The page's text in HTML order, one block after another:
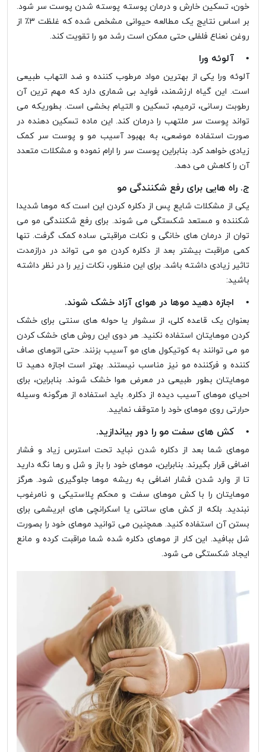
خون، تسکین خارش و درمان پوسته پوسته شدن پوست سر شود.
بر اساس نتایج یک مطالعه حیوانی مشخص شده که غلظت 3٪ از
روغن نعناع فلفلی حتی ممکن است رشد مو را تقویت کند.
• آلوئه ورا
آلوئه ورا یکی از بهترین مواد مرطوب کننده و ضد التهاب طبیعی
است. این گیاه ارزشمند، فواید بی شماری دارد که مهم ترین آن
رطوبت رسانی، ترمیم، تسکین و التیام بخشی است. بطوریکه می
تواند پوست سر ملتهب را درمان کند. این ماده تسکین دهنده در
صورت استفاده موضعی، به بهبود آسیب مو و پوست سر کمک
زیادی خواهد کرد. بنابراین پوست سر را ارام نموده و مشکلات متعدد
آن را کاهش می دهد.
ج. راه هایی برای رفع شکنندگی مو
یکی از مشکلات شایع پس از دکلره کردن این است که موها شدیدا
شکننده و مستعد شکستگی می شوند. برای رفع شکنندگی مو می
توان از درمان های خانگی و نکات مراقبتی ساده کمک گرفت. تنها
کمی مراقبت بیشتر بعد از دکلره کردن مو می تواند در درازمدت
تاثیر زیادی داشته باشد. برای این منظور، نکات زیر را در نظر داشته
باشید:
• اجازه دهید موها در هوای آزاد خشک شوند.
بعنوان یک قاعده کلی، از سشوار یا حوله های سنتی برای خشک
کردن موهایتان استفاده نکنید. هر دوی این روش های خشک کردن
مو می توانند به کوتیکول های مو آسیب بزنند. حتی اتوهای صاف
کننده و فرکننده مو نیز مناسب نیستند. بهتر است اجازه دهید تا
موهایتان بطور طبیعی در معرض هوا خشک شوند. بنابراین، برای
احیای موهای آسیب دیده از دکلره. باید استفاده از هرگونه وسیله
حرارتی روی موهای خود را متوقف نمایید.
• کش های سفت مو را دور بیاندازید.
موهای شما بعد از دکلره شدن نباید تحت استرس زیاد و فشار
اضافی قرار بگیرند. بنابراین، موهای خود را باز و شل و رها نگه دارید
تا از وارد شدن فشار اضافی به ریشه موها جلوگیری شود. هرگز
موهایتان را با کش موهای سفت و محکم پلاستیکی و نامرغوب
نبندید. بلکه از کش های ساتنی یا اسکرانچی های ابریشمی برای
بستن آن استفاده کنید. همچنین می توانید موهای خود را بصورت
شل ببافید. این کار از موهای دکلره شده شما مراقبت کرده و مانع
ایجاد شکستگی می شود.